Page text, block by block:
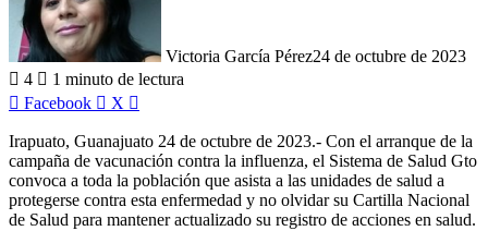
Victoria García Pérez24 de octubre de 2023
4
1 minuto de lectura
Facebook
X
Irapuato, Guanajuato 24 de octubre de 2023.- Con el arranque de la
campaña de vacunación contra la influenza, el Sistema de Salud Gto
convoca a toda la población que asista a las unidades de salud a
protegerse contra esta enfermedad y no olvidar su Cartilla Nacional
de Salud para mantener actualizado su registro de acciones en salud.